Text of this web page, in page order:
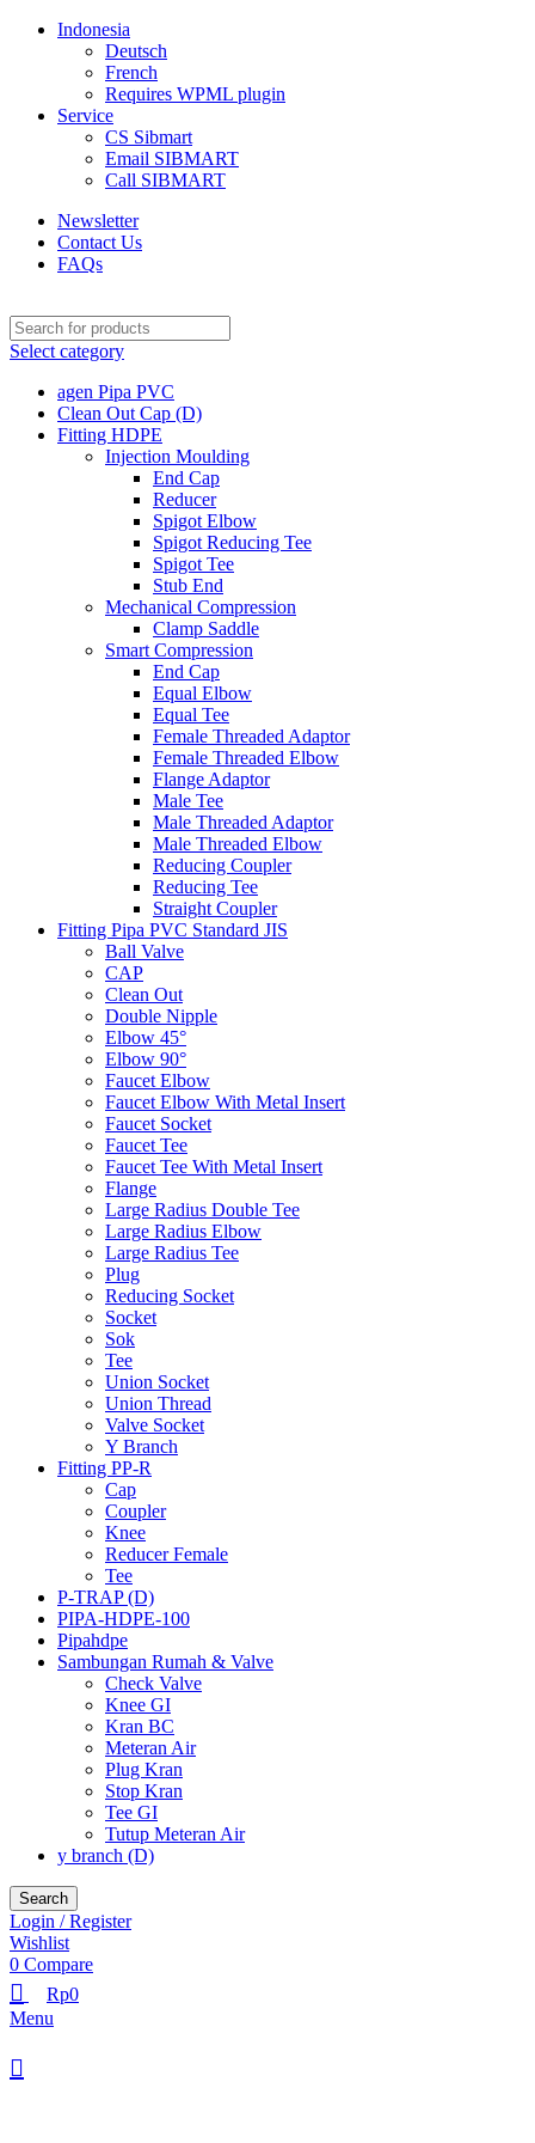
Indonesia
Deutsch
French
Requires WPML plugin
Service
CS Sibmart
Email SIBMART
Call SIBMART
Newsletter
Contact Us
FAQs
Select category
agen Pipa PVC
Clean Out Cap (D)
Fitting HDPE
Injection Moulding
End Cap
Reducer
Spigot Elbow
Spigot Reducing Tee
Spigot Tee
Stub End
Mechanical Compression
Clamp Saddle
Smart Compression
End Cap
Equal Elbow
Equal Tee
Female Threaded Adaptor
Female Threaded Elbow
Flange Adaptor
Male Tee
Male Threaded Adaptor
Male Threaded Elbow
Reducing Coupler
Reducing Tee
Straight Coupler
Fitting Pipa PVC Standard JIS
Ball Valve
CAP
Clean Out
Double Nipple
Elbow 45°
Elbow 90°
Faucet Elbow
Faucet Elbow With Metal Insert
Faucet Socket
Faucet Tee
Faucet Tee With Metal Insert
Flange
Large Radius Double Tee
Large Radius Elbow
Large Radius Tee
Plug
Reducing Socket
Socket
Sok
Tee
Union Socket
Union Thread
Valve Socket
Y Branch
Fitting PP-R
Cap
Coupler
Knee
Reducer Female
Tee
P-TRAP (D)
PIPA-HDPE-100
Pipahdpe
Sambungan Rumah & Valve
Check Valve
Knee GI
Kran BC
Meteran Air
Plug Kran
Stop Kran
Tee GI
Tutup Meteran Air
y branch (D)
Search
Login / Register
Wishlist
0 Compare
Rp0
Menu